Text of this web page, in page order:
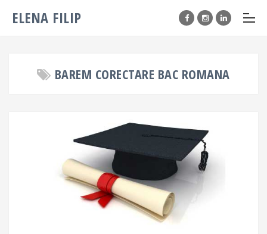
ELENA FILIP
BAREM CORECTARE BAC ROMANA